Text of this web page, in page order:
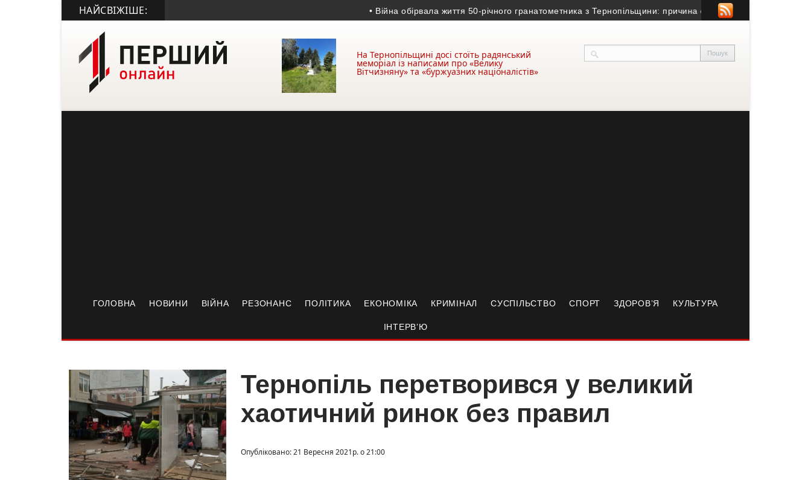
НАЙСВІЖІШЕ: • Війна обірвала життя 50-річного гранатометника з Тернопільщини: причина смерті – гостра серцево-
На Тернопільщині досі стоїть радянський
меморіал із написами про «Велику
Вітчизняну» та «буржуазних націоналістів»
ГОЛОВНА НОВИНИ ВІЙНА РЕЗОНАНС ПОЛІТИКА ЕКОНОМІКА КРИМІНАЛ СУСПІЛЬСТВО СПОРТ ЗДОРОВ’Я КУЛЬТУРА
ІНТЕРВ’Ю
Тернопіль перетворився у великий
хаотичний ринок без правил
Опубліковано: 21 Вересня 2021р. о 21:00